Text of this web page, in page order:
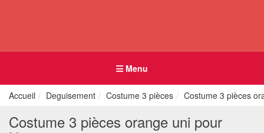
Menu
Accueil Deguisement Costume 3 pièces Costume 3 pièces
Costume 3 pièces orange uni pour